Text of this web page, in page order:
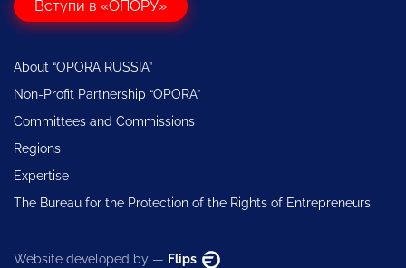
Вступи в «ОПОРУ»
About “OPORA RUSSIA”
Non-Profit Partnership “OPORA”
Committees and Commissions
Regions
Expertise
The Bureau for the Protection of the Rights of Entrepreneurs
Website developed by — Flips